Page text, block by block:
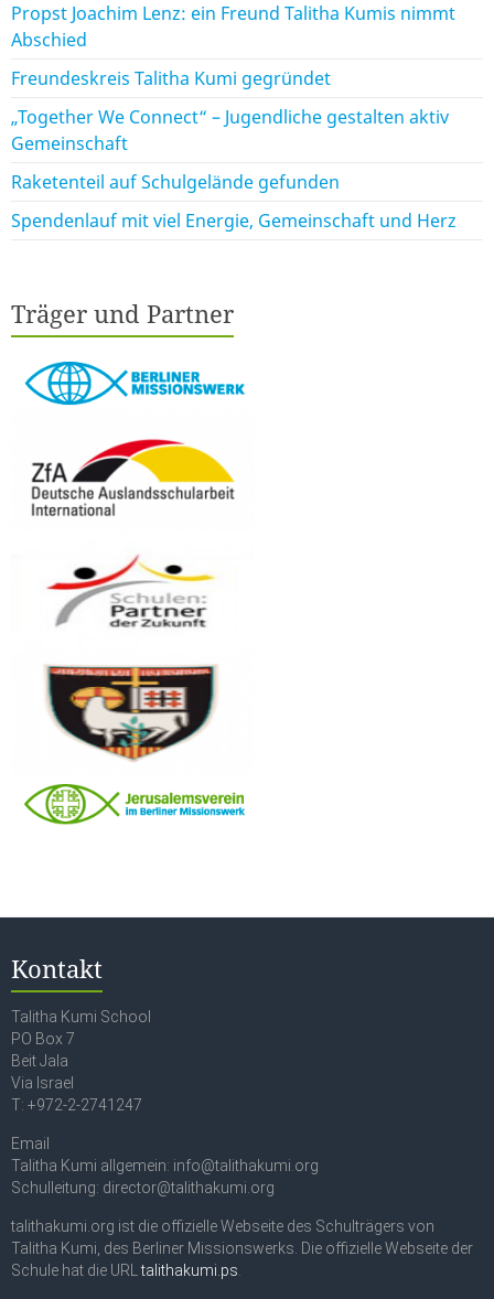
Propst Joachim Lenz: ein Freund Talitha Kumis nimmt
Abschied
Freundeskreis Talitha Kumi gegründet
„Together We Connect“ – Jugendliche gestalten aktiv
Gemeinschaft
Raketenteil auf Schulgelände gefunden
Spendenlauf mit viel Energie, Gemeinschaft und Herz
Träger und Partner
Kontakt
Talitha Kumi School
PO Box 7
Beit Jala
Via Israel
T: +972-2-2741247
Email
Talitha Kumi allgemein: info@talithakumi.org
Schulleitung: director@talithakumi.org
talithakumi.org ist die offizielle Webseite des Schulträgers von
Talitha Kumi, des Berliner Missionswerks. Die offizielle Webseite der
Schule hat die URLtalithakumi.ps.